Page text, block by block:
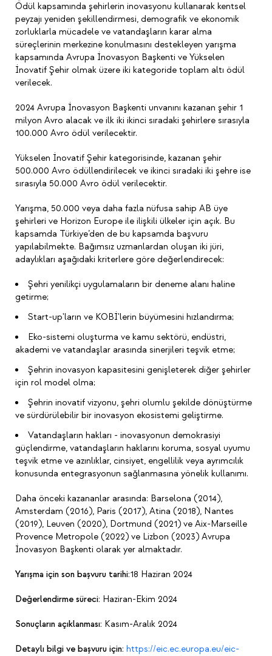
Ödül kapsamında şehirlerin inovasyonu kullanarak kentsel
peyzajı yeniden şekillendirmesi, demografik ve ekonomik
zorluklarla mücadele ve vatandaşların karar alma
süreçlerinin merkezine konulmasını destekleyen yarışma
kapsamında Avrupa İnovasyon Başkenti ve Yükselen
İnovatif Şehir olmak üzere iki kategoride toplam altı ödül
verilecek.
2024 Avrupa İnovasyon Başkenti unvanını kazanan şehir 1
milyon Avro alacak ve ilk iki ikinci sıradaki şehirlere sırasıyla
100.000 Avro ödül verilecektir.
Yükselen İnovatif Şehir kategorisinde, kazanan şehir
500.000 Avro ödüllendirilecek ve ikinci sıradaki iki şehre ise
sırasıyla 50.000 Avro ödül verilecektir.
Yarışma, 50.000 veya daha fazla nüfusa sahip AB üye
şehirleri ve Horizon Europe ile ilişkili ülkeler için açık. Bu
kapsamda Türkiye’den de bu kapsamda başvuru
yapılabilmekte. Bağımsız uzmanlardan oluşan iki jüri,
adaylıkları aşağıdaki kriterlere göre değerlendirecek:
Şehri yenilikçi uygulamaların bir deneme alanı haline
getirme;
Start-up'ların ve KOBİ'lerin büyümesini hızlandırma;
Eko-sistemi oluşturma ve kamu sektörü, endüstri,
akademi ve vatandaşlar arasında sinerjileri teşvik etme;
Şehrin inovasyon kapasitesini genişleterek diğer şehirler
için rol model olma;
Şehrin inovatif vizyonu, şehri olumlu şekilde dönüştürme
ve sürdürülebilir bir inovasyon ekosistemi geliştirme.
Vatandaşların hakları - inovasyonun demokrasiyi
güçlendirme, vatandaşların haklarını koruma, sosyal uyumu
teşvik etme ve azınlıklar, cinsiyet, engellilik veya ayrımcılık
konusunda entegrasyonun sağlanmasına yönelik kullanımı.
Daha önceki kazananlar arasında: Barselona (2014),
Amsterdam (2016), Paris (2017), Atina (2018), Nantes
(2019), Leuven (2020), Dortmund (2021) ve Aix-Marseille
Provence Metropole (2022) ve Lizbon (2023) Avrupa
İnovasyon Başkenti olarak yer almaktadır.
Yarışma için son başvuru tarihi:18 Haziran 2024
Değerlendirme süreci: Haziran-Ekim 2024
Sonuçların açıklanması: Kasım-Aralık 2024
Detaylı bilgi ve başvuru için: https://eic.ec.europa.eu/eic-